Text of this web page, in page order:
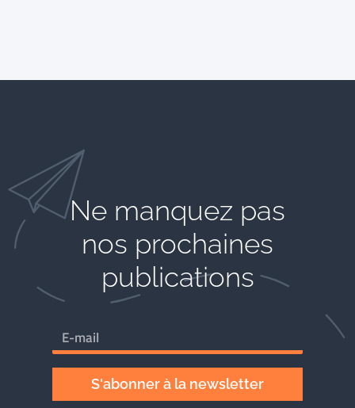
Ne manquez pas
nos prochaines
publications
S'abonner à la newsletter